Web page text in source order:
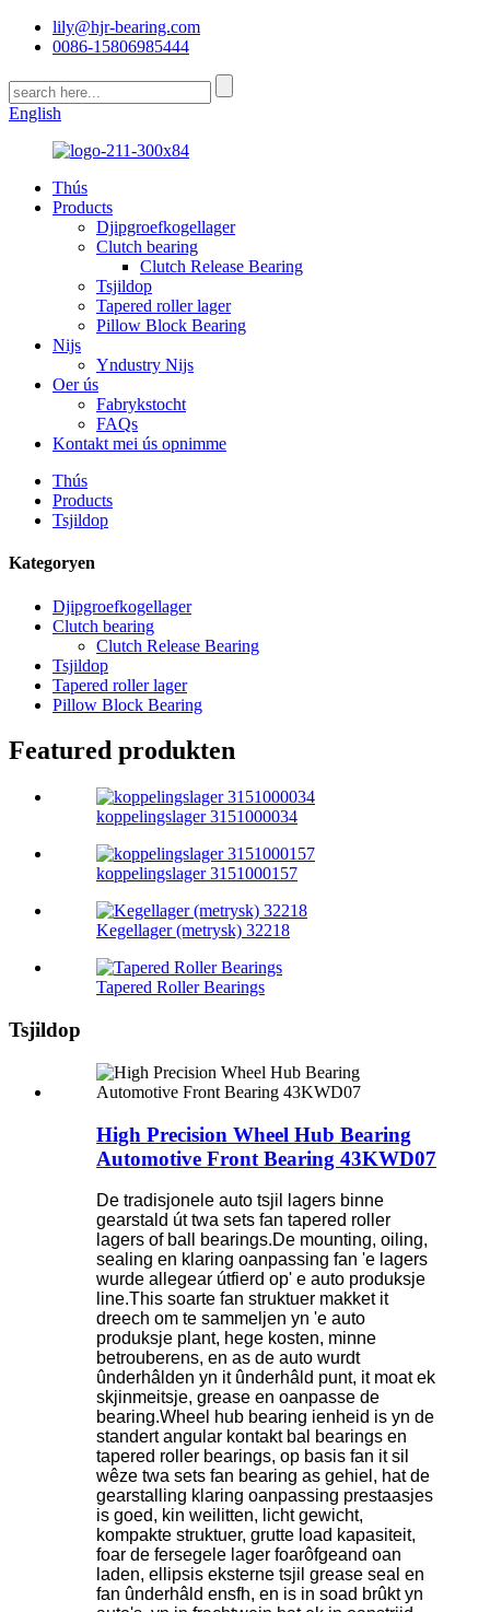
lily@hjr-bearing.com
0086-15806985444
English
Thús
Products
Djipgroefkogellager
Clutch bearing
Clutch Release Bearing
Tsjildop
Tapered roller lager
Pillow Block Bearing
Nijs
Yndustry Nijs
Oer ús
Fabrykstocht
FAQs
Kontakt mei ús opnimme
Thús
Products
Tsjildop
Kategoryen
Djipgroefkogellager
Clutch bearing
Clutch Release Bearing
Tsjildop
Tapered roller lager
Pillow Block Bearing
Featured produkten
koppelingslager 3151000034
koppelingslager 3151000157
Kegellager (metrysk) 32218
Tapered Roller Bearings
Tsjildop
High Precision Wheel Hub Bearing
Automotive Front Bearing 43KWD07
De tradisjonele auto tsjil lagers binne
gearstald út twa sets fan tapered roller
lagers of ball bearings.De mounting, oiling,
sealing en klaring oanpassing fan 'e lagers
wurde allegear útfierd op' e auto produksje
line.This soarte fan struktuer makket it
dreech om te sammeljen yn 'e auto
produksje plant, hege kosten, minne
betrouberens, en as de auto wurdt
ûnderhâlden yn it ûnderhâld punt, it moat ek
skjinmeitsje, grease en oanpasse de
bearing.Wheel hub bearing ienheid is yn de
standert angular kontakt bal bearings en
tapered roller bearings, op basis fan it sil
wêze twa sets fan bearing as gehiel, hat de
gearstalling klaring oanpassing prestaasjes
is goed, kin weilitten, licht gewicht,
kompakte struktuer, grutte load kapasiteit,
foar de fersegele lager foarôfgeand oan
laden, ellipsis eksterne tsjil grease seal en
fan ûnderhâld ensfh, en is in soad brûkt yn